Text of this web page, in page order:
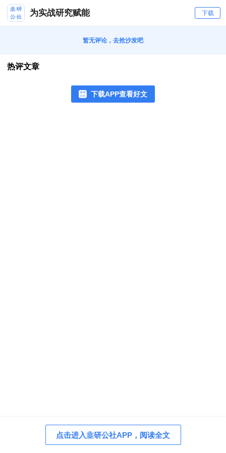
为实战研究赋能 下载
暂无评论，去抢沙发吧
热评文章
下载APP查看好文
点击进入韭研公社APP，阅读全文